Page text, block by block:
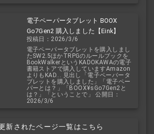
電子ペーパータブレット BOOX
Go7Gen2 購入しました【Eink】
投稿日：2026/3/6
電子ペーパータブレットを購入しまし
たSW2.5ほかTRPGのルールブックを
BookWalkerというKADOKAWAの電子
書籍ストアで購入していますAmazon
よりもKAD... 見出し「電子ペーパータ
ブレットを購入しました」「電子ペー
パーとは？」「BOOX¥sGo7Gen2と
は？」「ということで」 公開日：
2026/3/6
新されたページ一覧はこちら